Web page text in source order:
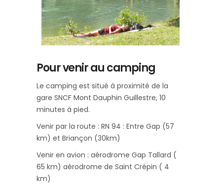
Pour venir au camping
Le camping est situé à proximité de la
gare SNCF Mont Dauphin Guillestre, 10
minutes à pied.
Venir par la route : RN 94 : Entre Gap (57
km) et Briançon (30km)
Venir en avion : aérodrome Gap Tallard (
65 km) aérodrome de Saint Crépin ( 4
km)